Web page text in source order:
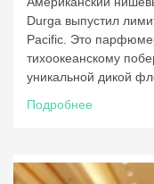
Durga выпустил
Pacific. Это
тихоокеанскому
уникальной дикой
Подробнее